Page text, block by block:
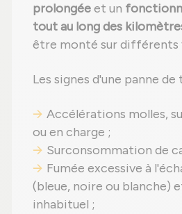
prolongéeet un
tout au long des
être monté sur différents
Les signes d'une panne de
Accélérations molles,
ou en charge ;
Surconsommation de
Fumée excessive à
(bleue, noire ou blanche)
inhabituel ;